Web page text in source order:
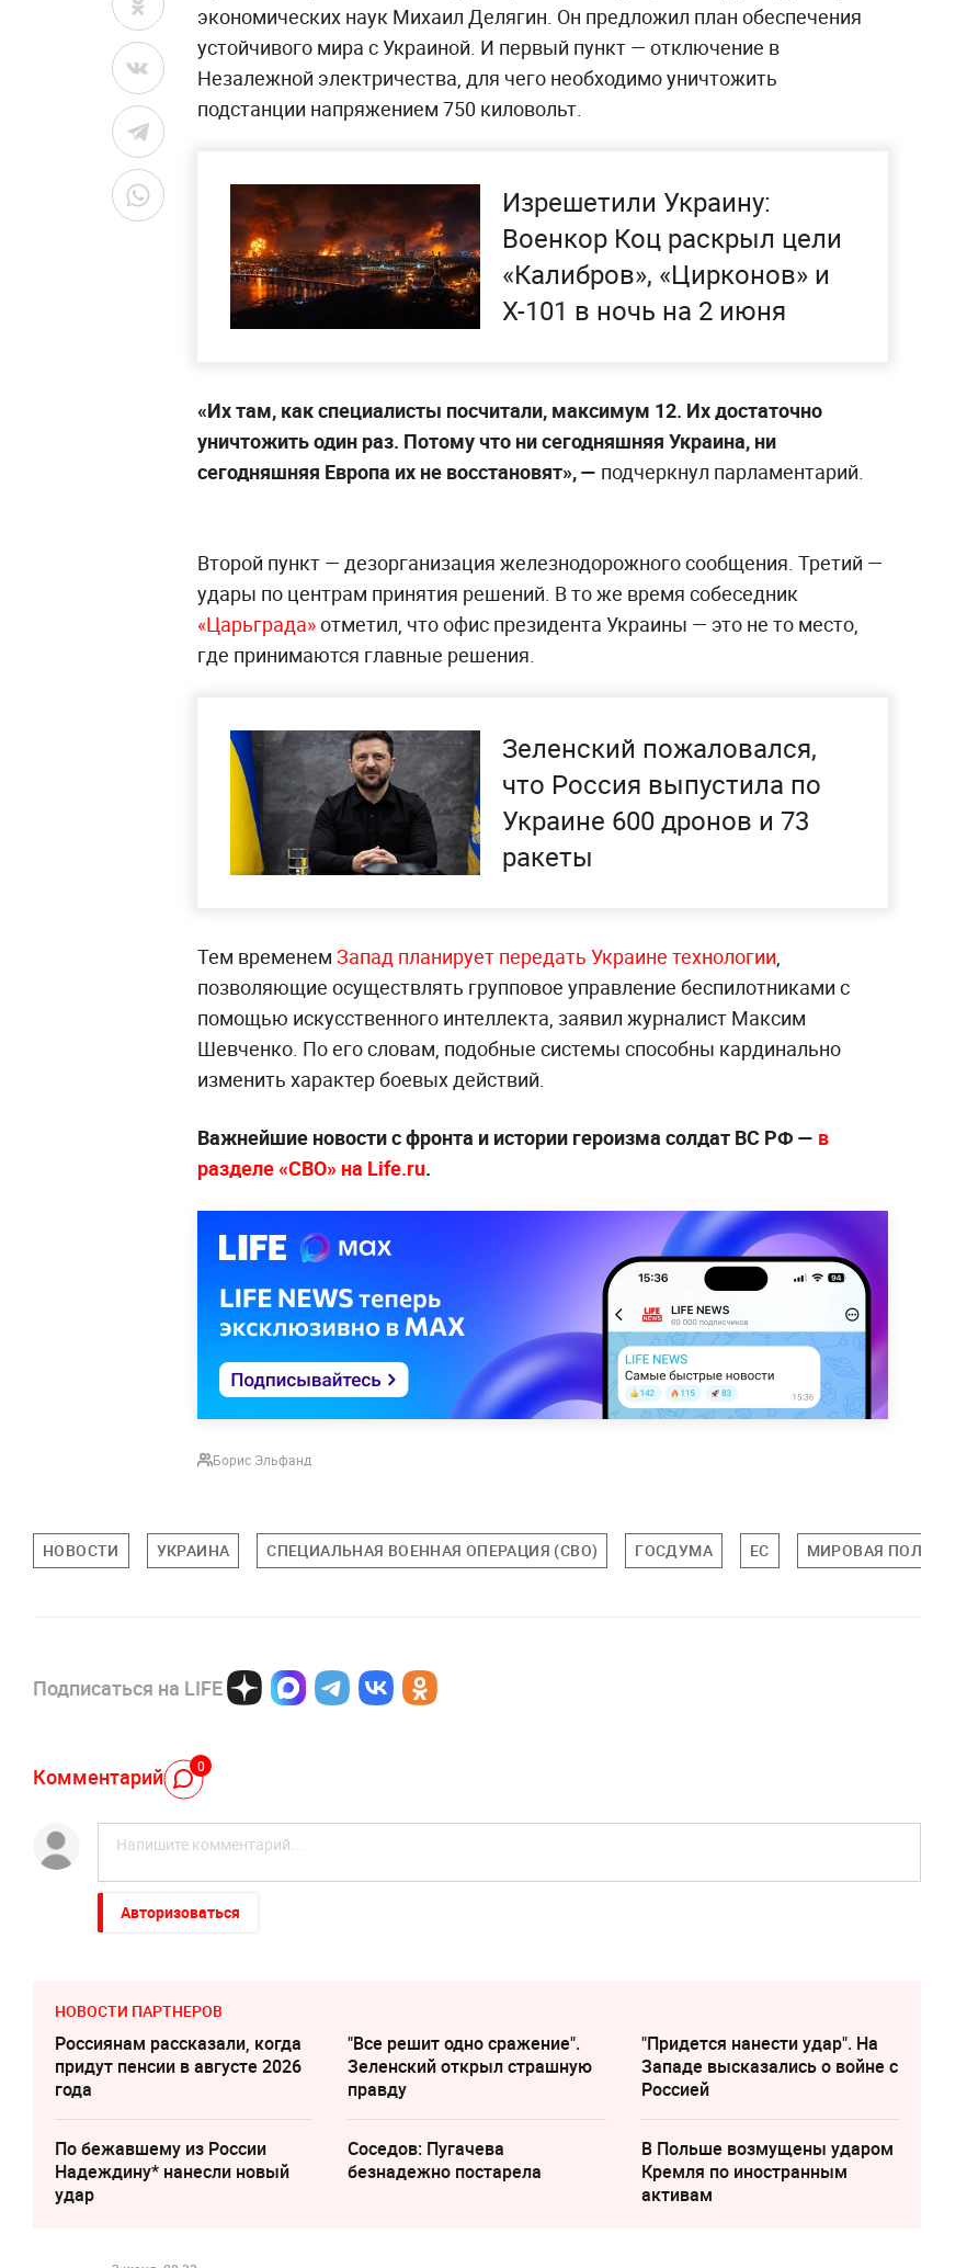
экономических наук Михаил Делягин. Он предложил план обеспечения
устойчивого мира с Украиной. И первый пункт — отключение в
Незалежной электричества, для чего необходимо уничтожить
подстанции напряжением 750 киловольт.
Изрешетили Украину:
Военкор Коц раскрыл цели
«Калибров», «Цирконов» и
Х-101 в ночь на 2 июня
«Их там, как специалисты посчитали, максимум 12. Их достаточно
уничтожить один раз. Потому что ни сегодняшняя Украина, ни
сегодняшняя Европа их не восстановят», — подчеркнул парламентарий.
Второй пункт — дезорганизация железнодорожного сообщения. Третий —
удары по центрам принятия решений. В то же время собеседник
«Царьграда»отметил, что офис президента Украины — это не то место,
где принимаются главные решения.
Зеленский пожаловался,
что Россия выпустила по
Украине 600 дронов и 73
ракеты
Тем временем Запад планирует передать Украине технологии
позволяющие осуществлять групповое управление беспилотниками с
помощью искусственного интеллекта, заявил журналист Максим
Шевченко. По его словам, подобные системы способны кардинально
изменить характер боевых действий.
Важнейшие новости с фронта и истории героизма солдат ВС РФ — в
разделе «СВО» на Life.ru.
Борис Эльфанд
НОВОСТИ УКРАИНА СПЕЦИАЛЬНАЯ ВОЕННАЯ ОПЕРАЦИЯ (СВО) ГОСДУМА ЕС МИРОВАЯ ПОЛИТИКА
Подписаться на LIFE
Комментарий 0
Авторизоваться
НОВОСТИ ПАРТНЕРОВ
Россиянам рассказали, когда
придут пенсии в августе 2026
года
"Все решит одно сражение".
Зеленский открыл страшную
правду
"Придется нанести удар". На
Западе высказались о войне с
Россией
По бежавшему из России
Надеждину* нанесли новый
удар
Соседов: Пугачева
безнадежно постарела
В Польше возмущены ударом
Кремля по иностранным
активам